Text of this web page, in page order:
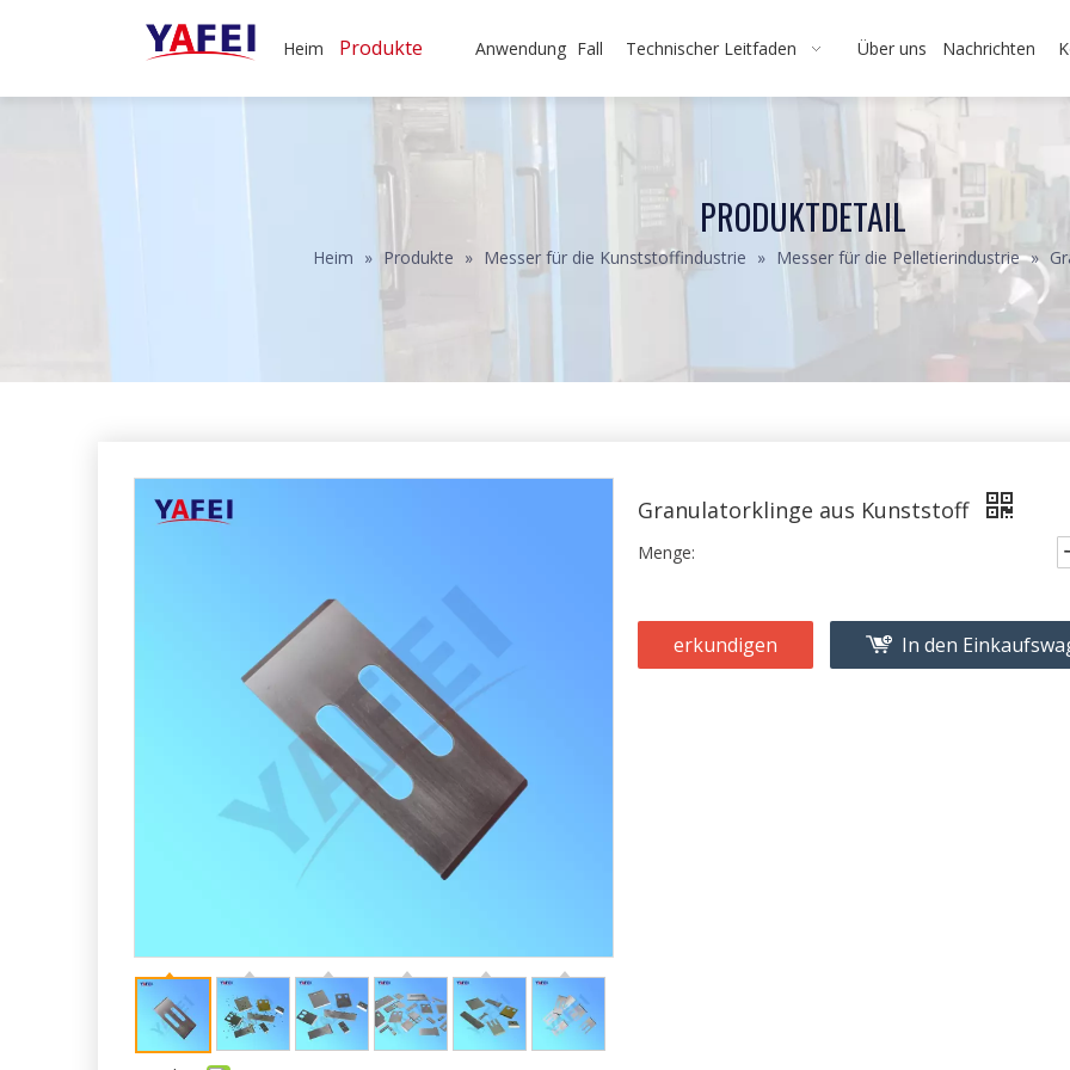
Heim Produkte Anwendung Fall Technischer Leitfaden Über uns Nachrichten
PRODUKTDETAIL
Heim » Produkte » Messer für die Kunststoffindustrie » Messer für die Pelletierindustrie »
Granulatorklinge aus Kunststoff
Menge:
erkundigen In den